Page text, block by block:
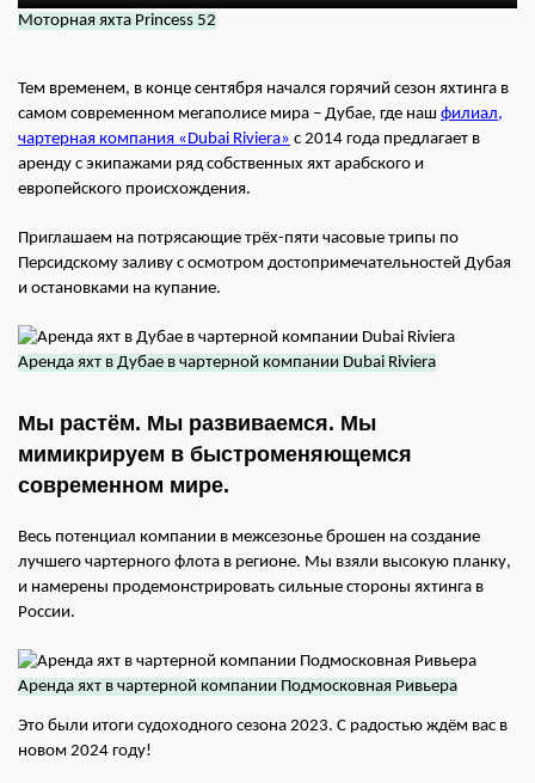
Моторная яхта Princess 52
Тем временем, в конце сентября начался горячий сезон яхтинга в
самом современном мегаполисе мира – Дубае, где наш филиал,
чартерная компания «Dubai Riviera» с 2014 года предлагает в
аренду с экипажами ряд собственных яхт арабского и
европейского происхождения.
Приглашаем на потрясающие трёх-пяти часовые трипы по
Персидскому заливу с осмотром достопримечательностей Дубая
и остановками на купание.
Аренда яхт в Дубае в чартерной компании Dubai Riviera
Мы растём. Мы развиваемся. Мы
мимикрируем в быстроменяющемся
современном мире.
Весь потенциал компании в межсезонье брошен на создание
лучшего чартерного флота в регионе. Мы взяли высокую планку,
и намерены продемонстрировать сильные стороны яхтинга в
России.
Аренда яхт в чартерной компании Подмосковная Ривьера
Это были итоги судоходного сезона 2023. С радостью ждём вас в
новом 2024 году!